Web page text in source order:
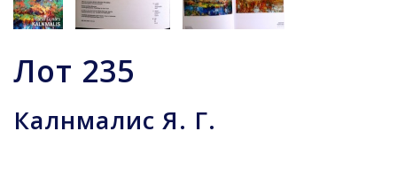
Лот 235
Калнмалис Я. Г.